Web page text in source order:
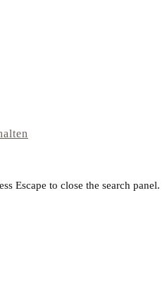
Escape to close the search panel.